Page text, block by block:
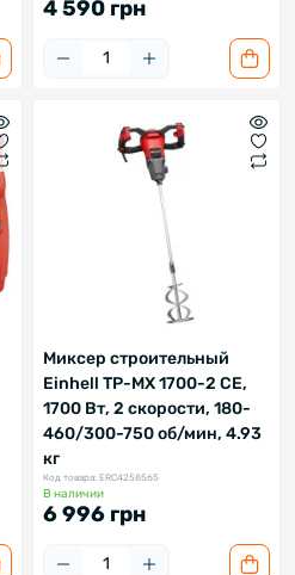
4 590 грн
Миксер строительный
Einhell TP-MX 1700-2 CE,
1700 Вт, 2 скорости, 180-
460/300-750 об/мин, 4.93
кг
Код товара: ERC4258565
В наличии
6 996 грн